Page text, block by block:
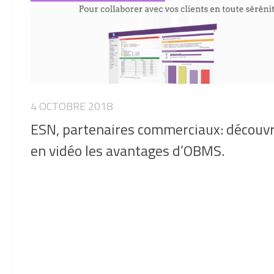
4 OCTOBRE 2018
ESN, partenaires commerciaux:
en vidéo les avantages d’OBMS.